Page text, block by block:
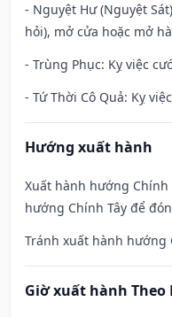
- Nguyệt Hư (Nguyệt
hỏi), mở cửa hoặc mở
- Trùng Phục: Kỵ việc
- Tứ Thời Cô Quả: Kỵ
Hướng xuất hành
Xuất hành hướng Chính
hướng Chính Tây để
Tránh xuất hành hướng
Giờ xuất hành Theo